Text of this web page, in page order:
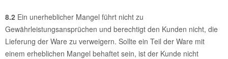
8.2 Ein unerheblicher Mangel führt nicht zu
Gewährleistungsansprüchen und berechtigt den Kunden nicht, die
Lieferung der Ware zu verweigern. Sollte ein Teil der Ware mit
einem erheblichen Mangel behaftet sein, ist der Kunde nicht